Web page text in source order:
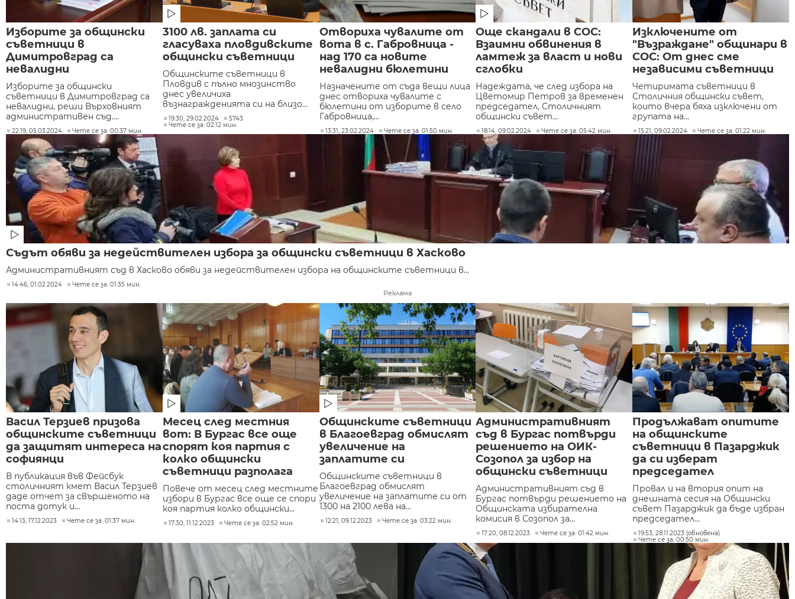
Изборите за общински
съветници в
Димитровград са
невалидни
Изборите за общински
съветници в Димитровград са
невалидни, реши Върховният
административен съд....
22:19, 05.03.2024 Чете се за: 00:37 мин.
3100 лв. заплата си
гласуваха пловдивските
общински съветници
Общинските съветници в
Пловдив с пълно мнозинство
днес увеличиха
възнагражденията си на близо...
19:30, 29.02.2024
5743
Чете се за: 02:12 мин.
Отвориха чувалите от
вота в с. Габровница -
над 170 са новите
невалидни бюлетини
Назначените от съда вещи лица
днес отвориха чувалите с
бюлетини от изборите в село
Габровница,...
13:31, 23.02.2024 Чете се за: 01:50 мин.
Още скандали в СОС:
Взаимни обвинения в
ламтеж за власт и нови
сглобки
Надеждата, че след избора на
Цветомир Петров за временен
председател, Столичният
общински съвет...
18:14, 09.02.2024 Чете се за: 05:42 мин.
Изключените от
"Възраждане" общинари в
СОС: От днес сме
независими съветници
Четиримата съветници в
Столичния общински съвет,
които вчера бяха изключени от
групата на...
15:21, 09.02.2024 Чете се за: 01:22 мин.
Съдът обяви за недействителен избора за общински съветници в Хасково
Административният съд в Хасково обяви за недействителен избора на общинските съветници в...
14:46, 01.02.2024 Чете се за: 01:35 мин.
Реклама
Васил Терзиев призова
общинските съветници
да защитят интереса на
софиянци
В публикация във Фейсбук
столичният кмет Васил Терзиев
даде отчет за свършеното на
поста дотук и...
14:13, 17.12.2023 Чете се за: 01:37 мин.
Месец след местния
вот: В Бургас все още
спорят коя партия с
колко общински
съветници разполага
Повече от месец след местните
избори в Бургас все още се спори
коя партия колко общински...
17:30, 11.12.2023 Чете се за: 02:52 мин.
Общинските съветници
в Благоевград обмислят
увеличение на
заплатите си
Общинските съветници в
Благоевград обмислят
увеличение на заплатите си от
1300 на 2100 лева на...
12:21, 09.12.2023 Чете се за: 03:22 мин.
Административният
съд в Бургас потвърди
решението на ОИК-
Созопол за избор на
общински съветници
Административният съд в
Бургас потвърди решението на
Общинската избирателна
комисия в Созопол за...
17:20, 08.12.2023 Чете се за: 01:42 мин.
Продължават опитите
на общинските
съветници в Пазарджик
да си изберат
председател
Провал и на втория опит на
днешната сесия на Общински
съвет Пазарджик да бъде избран
председател...
19:53, 28.11.2023 (обновена)
Чете се за: 00:50 мин.